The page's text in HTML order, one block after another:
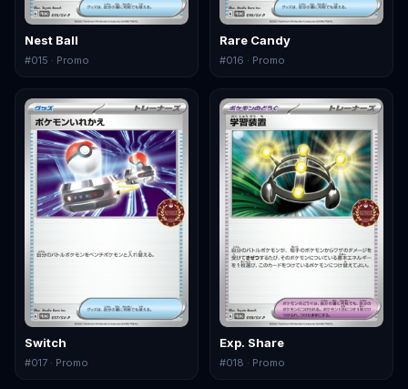
Nest Ball
#015 · Promo
Rare Candy
#016 · Promo
Switch
#017 · Promo
Exp. Share
#018 · Promo